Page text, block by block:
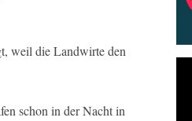
weil die Landwirte den
schon in der Nacht in